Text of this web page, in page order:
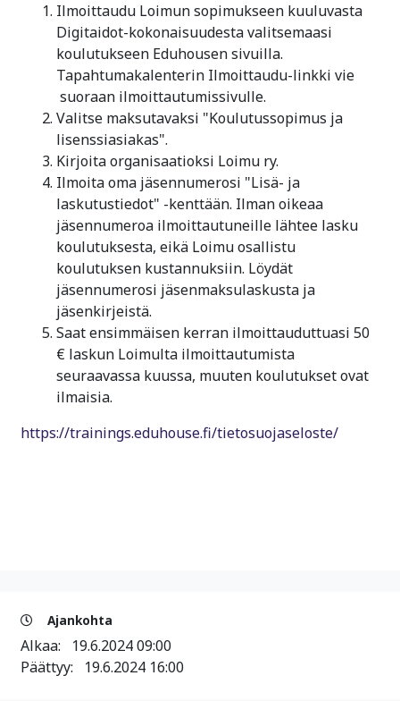
Ilmoittaudu Loimun sopimukseen kuuluvasta
Digitaidot-kokonaisuudesta valitsemaasi
koulutukseen Eduhousen sivuilla.
Tapahtumakalenterin Ilmoittaudu-linkki vie
suoraan ilmoittautumissivulle.
Valitse maksutavaksi "Koulutussopimus ja
lisenssiasiakas".
Kirjoita organisaatioksi Loimu ry.
Ilmoita oma jäsennumerosi "Lisä- ja
laskutustiedot" -kenttään. Ilman oikeaa
jäsennumeroa ilmoittautuneille lähtee lasku
koulutuksesta, eikä Loimu osallistu
koulutuksen kustannuksiin. Löydät
jäsennumerosi jäsenmaksulaskusta ja
jäsenkirjeistä.
Saat ensimmäisen kerran ilmoittauduttuasi 50
€ laskun Loimulta ilmoittautumista
seuraavassa kuussa, muuten koulutukset ovat
ilmaisia.
https://trainings.eduhouse.fi/tietosuojaseloste/
Ajankohta
Alkaa: 19.6.2024 09:00
Päättyy: 19.6.2024 16:00